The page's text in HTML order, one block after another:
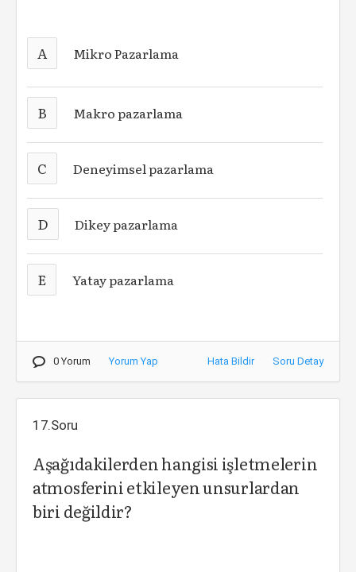
A Mikro Pazarlama
B Makro pazarlama
C Deneyimsel pazarlama
D Dikey pazarlama
E Yatay pazarlama
0 Yorum Yorum Yap Hata Bildir Soru Detay
17.Soru
Aşağıdakilerden hangisi işletmelerin
atmosferini etkileyen unsurlardan
biri değildir?